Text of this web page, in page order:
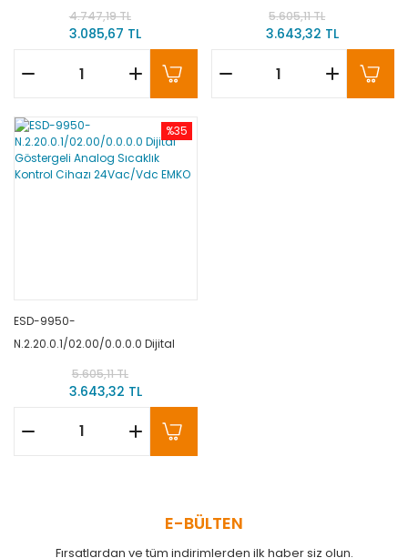
Göstergeli Analog Sıcaklık
Kontrol Cihazı 24Vac EMKO
4.747,19 TL
3.085,67 TL
Göstergeli Analog Sıcaklık
Kontrol Cihazı 10-30Vdc EMKO
5.605,11 TL
3.643,32 TL
%35
ESD-9950-
N.2.20.0.1/02.00/0.0.0.0 Dijital
Göstergeli Analog Sıcaklık
Kontrol Cihazı 24Vac/Vdc EMKO
5.605,11 TL
3.643,32 TL
E-BÜLTEN
Fırsatlardan ve tüm indirimlerden ilk haber siz olun.